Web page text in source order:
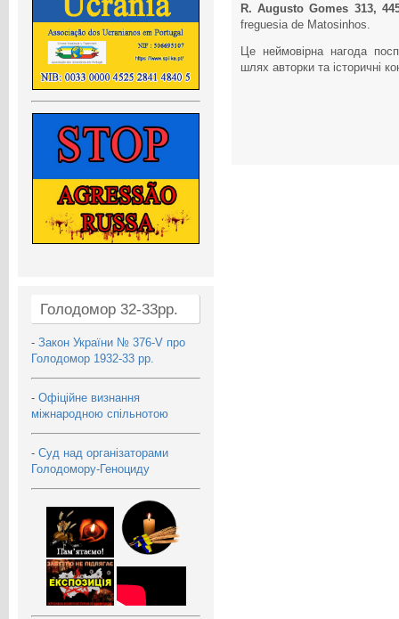
Голодомор 32-33рр.
- Закон України № 376-V про
Голодомор 1932-33 рр.
- Офіційне визнання
міжнародною спільнотою
- Суд над організаторами
Голодомору-Геноциду
R. Augusto Gomes 313,
freguesia de Matosinhos.
Це неймовірна нагода
шлях авторки та історичні